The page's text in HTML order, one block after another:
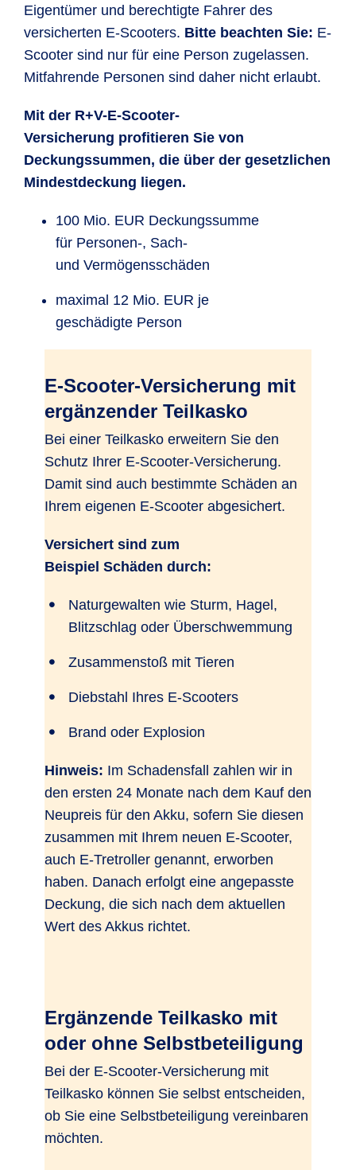
Eigentümer und berechtigte Fahrer des
versicherten E-Scooters. Bitte beachten Sie: E-
Scooter sind nur für eine Person zugelassen.
Mitfahrende Personen sind daher nicht erlaubt.
Mit der R+V-E-Scooter-
Versicherung profitieren Sie von
Deckungssummen, die über der gesetzlichen
Mindestdeckung liegen.
100 Mio. EUR Deckungssumme
für Personen-, Sach-
und Vermögensschäden
maximal 12 Mio. EUR je
geschädigte Person
E-Scooter-Versicherung mit
ergänzender Teilkasko
Bei einer Teilkasko erweitern Sie den
Schutz Ihrer E-Scooter-Versicherung.
Damit sind auch bestimmte Schäden an
Ihrem eigenen E-Scooter abgesichert.
Versichert sind zum
Beispiel Schäden durch:
Naturgewalten wie Sturm, Hagel,
Blitzschlag oder Überschwemmung
Zusammenstoß mit Tieren
Diebstahl Ihres E-Scooters
Brand oder Explosion
Hinweis: Im Schadensfall zahlen wir in
den ersten 24 Monate nach dem Kauf den
Neupreis für den Akku, sofern Sie diesen
zusammen mit Ihrem neuen E-Scooter,
auch E-Tretroller genannt, erworben
haben. Danach erfolgt eine angepasste
Deckung, die sich nach dem aktuellen
Wert des Akkus richtet.
Ergänzende Teilkasko mit
oder ohne Selbstbeteiligung
Bei der E-Scooter-Versicherung mit
Teilkasko können Sie selbst entscheiden,
ob Sie eine Selbstbeteiligung vereinbaren
möchten.